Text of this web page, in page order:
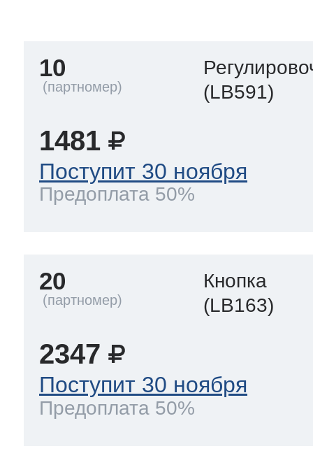
морозилок
холод.камер
10
(LB591)
1481
Поступит 30 ноября
Предоплата 50%
20
Кнопка
(LB163)
2347
Поступит 30 ноября
Предоплата 50%